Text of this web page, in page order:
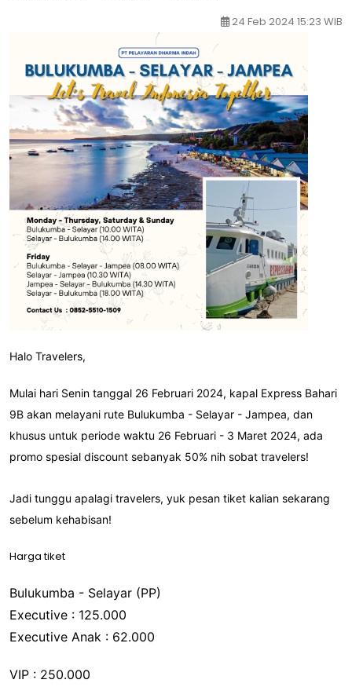
24 Feb 2024 15:23 WIB
Halo Travelers,
Mulai hari Senin tanggal 26 Februari 2024, kapal Express Bahari
9B akan melayani rute Bulukumba - Selayar - Jampea, dan
khusus untuk periode waktu 26 Februari - 3 Maret 2024, ada
promo spesial discount sebanyak 50% nih sobat travelers!
Jadi tunggu apalagi travelers, yuk pesan tiket kalian sekarang
sebelum kehabisan!
Harga tiket
Bulukumba - Selayar (PP)
Executive : 125.000
Executive Anak : 62.000
VIP : 250.000